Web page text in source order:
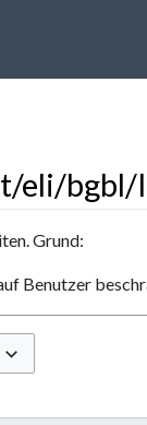
eli/
Grund:
Benutzer